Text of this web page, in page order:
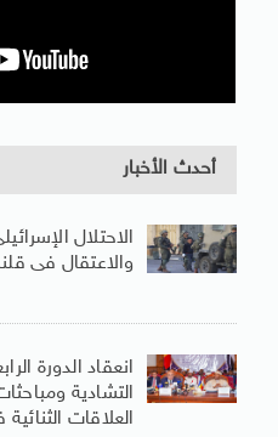
أحدث الأخبار
الاحتلال
والاعتقال فى
انعقاد الدورة
التشادية
العلاقات